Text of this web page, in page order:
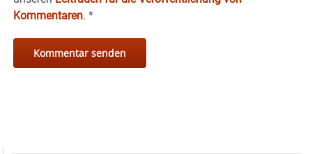
Kommentaren. *